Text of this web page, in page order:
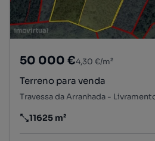
50 000 €4,30 €/m²
Terreno para venda
Preço por metro quadrado
11625 m²